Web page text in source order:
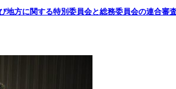
地方に関する特別委員会と総務委員会の連合審